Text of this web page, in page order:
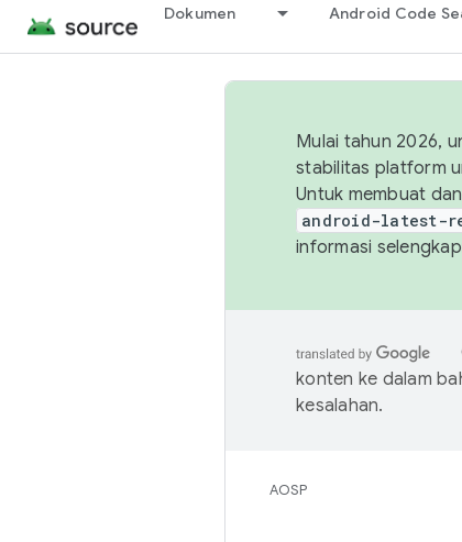
Dokumen Android Code
Mulai tahun 2026,
stabilitas platform
Untuk membuat
android-latest-
informasi
konten ke dalam
kesalahan.
AOSP